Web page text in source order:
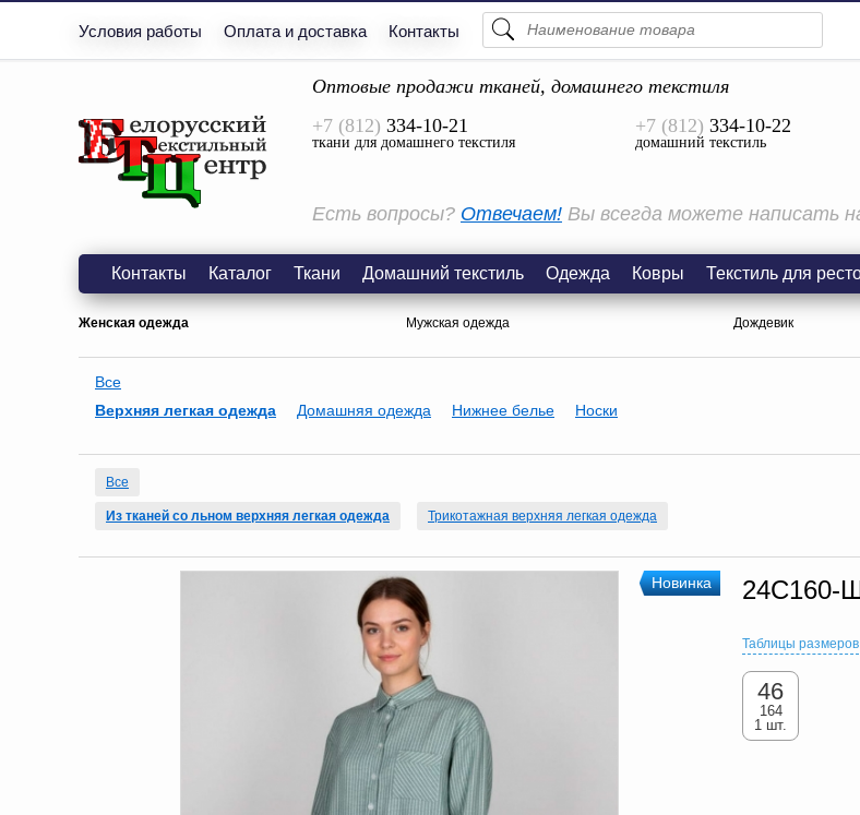
Условия работы Оплата и доставка Контакты
Просмотреть
Оптовые продажи тканей, домашнего текстиля
+7 (812) 334-10-21
ткани для домашнего текстиля
+7 (812) 334-10-22
домашний текстиль
Есть вопросы? Отвечаем! Вы всегда можете написать
Контакты Каталог Ткани Домашний текстиль Одежда Ковры Текстиль для
Женская одежда Мужская одежда Дождевик
Все
Верхняя легкая одежда
Домашняя одежда Нижнее белье Носки
Все
Из тканей со льном верхняя легкая одежда Трикотажная верхняя легкая одежда
Новинка 24С160-
Таблицы размеров
46
164
1 шт.